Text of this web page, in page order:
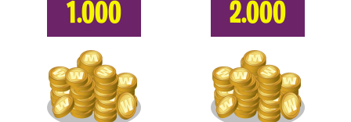
1.000 2.000